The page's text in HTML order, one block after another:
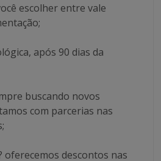
escolher entre vale
após 90 dias da
buscando novos
com parcerias nas
oferecemos descontos nas